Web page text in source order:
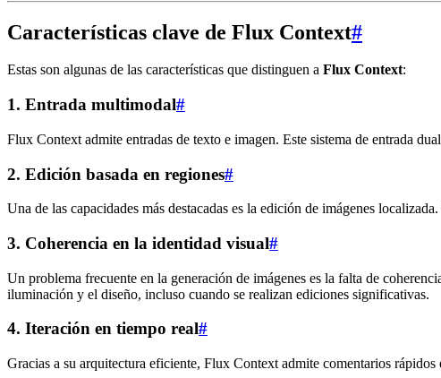
Características clave de Flux Context#
Estas son algunas de las características que distinguen a Flux Context:
1. Entrada multimodal#
Flux Context admite entradas de texto e imagen. Este sistema de entrada
2. Edición basada en regiones#
Una de las capacidades más destacadas es la edición de imágenes
3. Coherencia en la identidad visual#
Un problema frecuente en la generación de imágenes es la falta de
iluminación y el diseño, incluso cuando se realizan ediciones significativas.
4. Iteración en tiempo real#
Gracias a su arquitectura eficiente, Flux Context admite comentarios